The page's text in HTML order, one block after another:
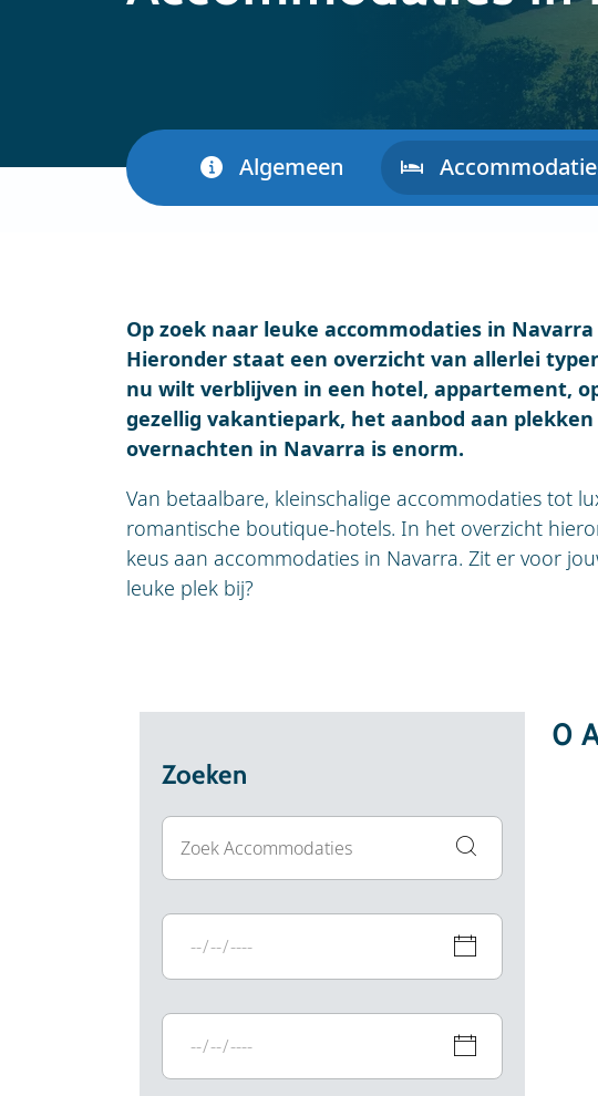
Algemeen
Op zoek naar leuke accommodaties in
Hieronder staat een overzicht van allerlei
nu wilt verblijven in een hotel, appartement,
gezellig vakantiepark, het aanbod aan
overnachten in Navarra is enorm.
Van betaalbare, kleinschalige accommodaties tot
romantische boutique-hotels. In het overzicht
keus aan accommodaties in Navarra. Zit er voor
leuke plek bij?
Zoeken
0